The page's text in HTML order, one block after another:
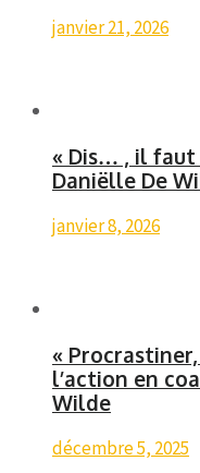
janvier 21, 2026
« Dis… , il faut
Daniëlle De
janvier 8, 2026
«
l’action en
Wilde
décembre 5, 2025